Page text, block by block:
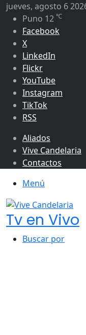
jueves, agosto 6
Puno 12 ℃
Facebook
X
LinkedIn
Flickr
YouTube
Instagram
TikTok
RSS
Aliados
Vive Candelaria
Contactos
Menú
Tv en Vivo
Buscar por